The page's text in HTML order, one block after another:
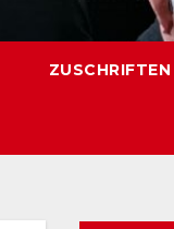
ZUSCHRIFTEN